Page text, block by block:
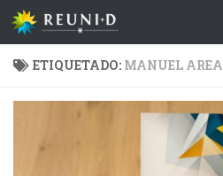
Saltar al contenido
ETIQUETADO: MANUEL AREA